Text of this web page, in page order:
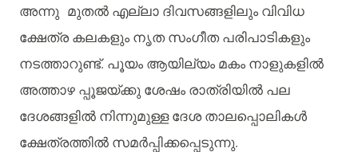
അന്നു മുതൽ എല്ലാ ദിവസങ്ങളിലും വിവിധ
ക്ഷേത്ര കലകളും നൃത സംഗീത പരിപാടികളും
നടത്താറുണ്ട്. പൂയം ആയില്യം മകം നാളുകളിൽ
അത്താഴ പ്പൂജയ്ക്കു ശേഷം രാത്രിയിൽ പല
ദേശങ്ങളിൽ നിന്നുമുള്ള ദേശ താലപ്പൊലികൾ
ക്ഷേത്രത്തിൽ സമർപ്പിക്കപ്പെടുന്നു.